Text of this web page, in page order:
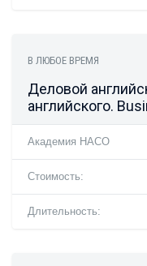
В ЛЮБОЕ ВРЕМЯ
Деловой
английского.
Академия НАСО
Стоимость:
Длительность: